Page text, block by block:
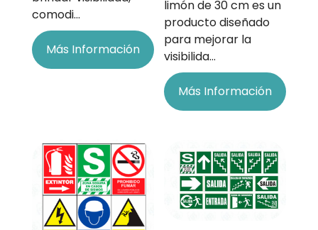
comodi…
Más Información
limón de 30 cm es un
producto diseñado
para mejorar la
visibilida…
Más Información